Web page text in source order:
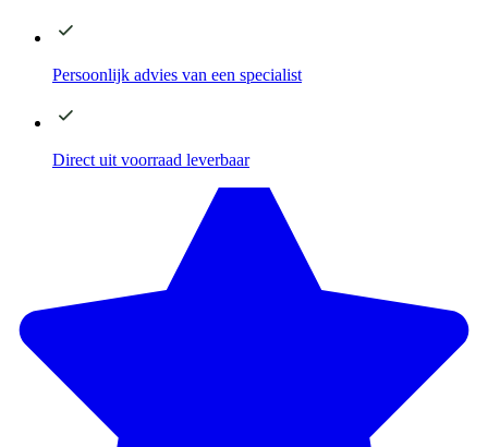
Persoonlijk advies van een specialist
Direct uit voorraad leverbaar